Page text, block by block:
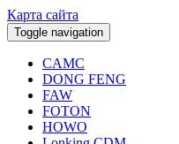
Карта сайта
Toggle navigation
CAMC
DONG FENG
FAW
FOTON
HOWO